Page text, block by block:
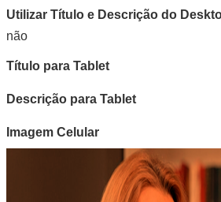
Utilizar Título e Descrição do
não
Título para Tablet
Descrição para Tablet
Imagem Celular